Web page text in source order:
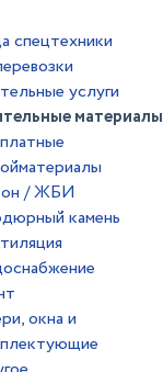
спецтехники
услуги
материалы
/ ЖБИ
камень
окна и